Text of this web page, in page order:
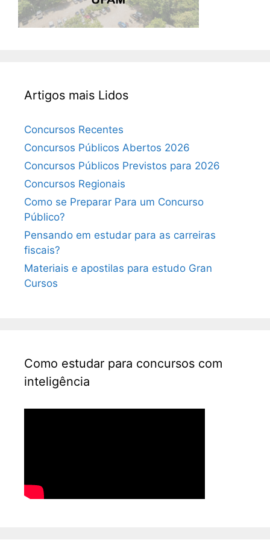
Artigos mais Lidos
Concursos Recentes
Concursos Públicos Abertos 2026
Concursos Públicos Previstos para 2026
Concursos Regionais
Como se Preparar Para um Concurso
Público?
Pensando em estudar para as carreiras
fiscais?
Materiais e apostilas para estudo Gran
Cursos
Como estudar para concursos com
inteligência